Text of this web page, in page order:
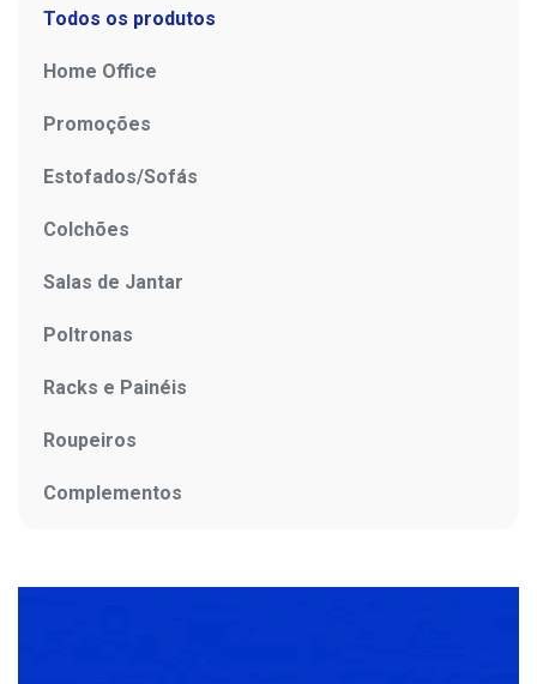
Todos os produtos
Home Office
Promoções
Estofados/Sofás
Colchões
Salas de Jantar
Poltronas
Racks e Painéis
Roupeiros
Complementos